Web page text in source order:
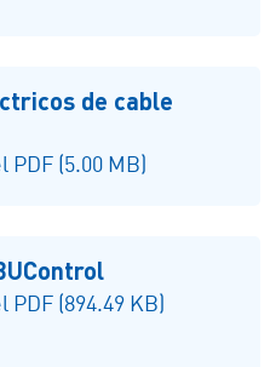
de cable
PDF (5.00 MB)
PDF (894.49 KB)